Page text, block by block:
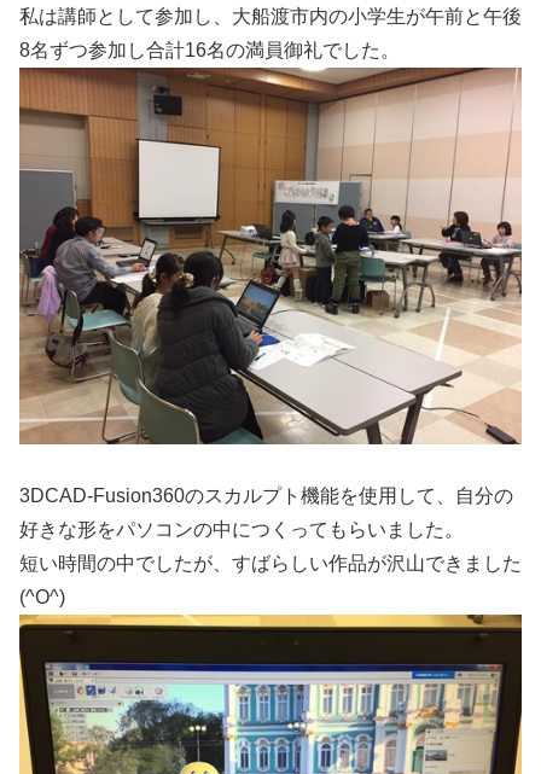
私は講師として参加し、大船渡市内の小学生が午前と午後
8名ずつ参加し合計16名の満員御礼でした。
3DCAD-Fusion360のスカルプト機能を使用して、自分の
好きな形をパソコンの中につくってもらいました。
短い時間の中でしたが、すばらしい作品が沢山できました
(^O^)